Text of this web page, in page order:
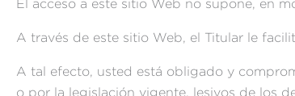
El acceso a este sitio Web no supone, en
A través de este sitio Web, el Titular le
A tal efecto, usted está obligado y
o por la legislación vigente, lesivos de los